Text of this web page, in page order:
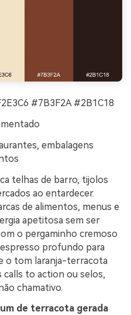
#7B3F2A #2B1C18
embalagens
telhas de barro, tijolos
ao entardecer.
de alimentos, menus e
apetitosa sem ser
o pergaminho cremoso
profundo para
o tom laranja-terracota
calls to action ou selos,
chamativo.
de terracota gerada